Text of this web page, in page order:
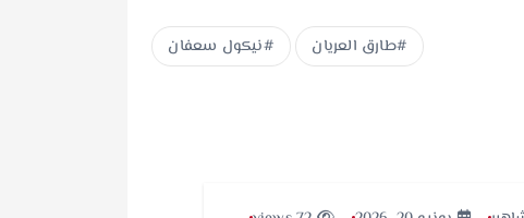
طارق العريان نيكول سعفان